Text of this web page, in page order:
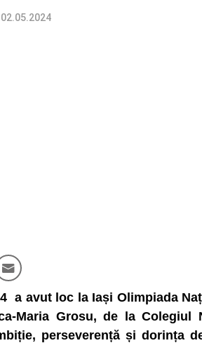
02.05.2024
a avut loc la Iași Olimpiada
Maria Grosu, de la Colegiul
perseverență și dorința